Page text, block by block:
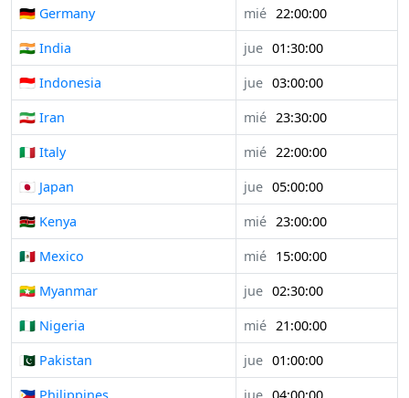
🇩🇪 Germany
mié 22:00:00
🇮🇳 India
jue 01:30:00
🇮🇩 Indonesia
jue 03:00:00
🇮🇷 Iran
mié 23:30:00
🇮🇹 Italy
mié 22:00:00
🇯🇵 Japan
jue 05:00:00
🇰🇪 Kenya
mié 23:00:00
🇲🇽 Mexico
mié 15:00:00
🇲🇲 Myanmar
jue 02:30:00
🇳🇬 Nigeria
mié 21:00:00
🇵🇰 Pakistan
jue 01:00:00